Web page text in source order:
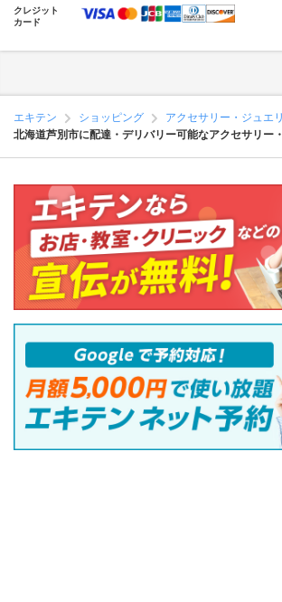
クレジット
カード
エキテン ショッピング
アクセサリー・ジュエ
北海道芦別市に配達・デリバリー可能なアクセサリー